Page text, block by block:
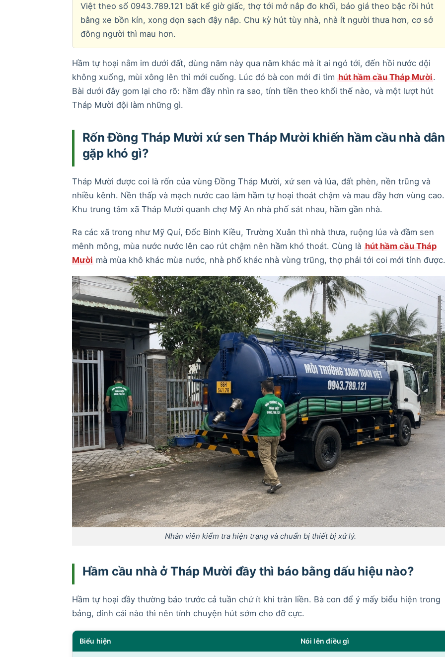
Việt theo số 0943.789.121 bất kể giờ giấc, thợ tới mở nắp đo khối, báo giá theo bậc rồi hút
bằng xe bồn kín, xong dọn sạch đậy nắp. Chu kỳ hút tùy nhà, nhà ít người thưa hơn, cơ sở
đông người thì mau hơn.
Hầm tự hoại nằm im dưới đất, dùng năm này qua năm khác mà ít ai ngó tới, đến hồi nước dội
không xuống, mùi xông lên thì mới cuống. Lúc đó bà con mới đi tìm hút hầm cầu Tháp Mười.
Bài dưới đây gom lại cho rõ: hầm đầy nhìn ra sao, tính tiền theo khối thế nào, và một lượt hút
Tháp Mười đội làm những gì.
Rốn Đồng Tháp Mười xứ sen Tháp Mười khiến hầm cầu nhà dân
gặp khó gì?
Tháp Mười được coi là rốn của vùng Đồng Tháp Mười, xứ sen và lúa, đất phèn, nền trũng và
nhiều kênh. Nền thấp và mạch nước cao làm hầm tự hoại thoát chậm và mau đầy hơn vùng cao.
Khu trung tâm xã Tháp Mười quanh chợ Mỹ An nhà phố sát nhau, hầm gần nhà.
Ra các xã trong như Mỹ Quí, Đốc Binh Kiều, Trường Xuân thì nhà thưa, ruộng lúa và đầm sen
mênh mông, mùa nước nước lên cao rút chậm nên hầm khó thoát. Cùng là hút hầm cầu Tháp
Mười mà mùa khô khác mùa nước, nhà phố khác nhà vùng trũng, thợ phải tới coi mới tính được.
Nhân viên kiểm tra hiện trạng và chuẩn bị thiết bị xử lý.
Hầm cầu nhà ở Tháp Mười đầy thì báo bằng dấu hiệu nào?
Hầm tự hoại đầy thường báo trước cả tuần chứ ít khi tràn liền. Bà con để ý mấy biểu hiện trong
bảng, dính cái nào thì nên tính chuyện hút sớm cho đỡ cực.
Biểu hiện Nói lên điều gì